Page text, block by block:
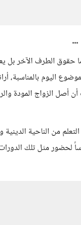
حقوق الطرف الآخر
اليوم بالمناسبة،
الزواج المودة
من الناحية الدينية
لحضور مثل تلك